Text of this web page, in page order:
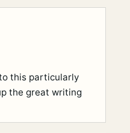
this particularly
the great writing